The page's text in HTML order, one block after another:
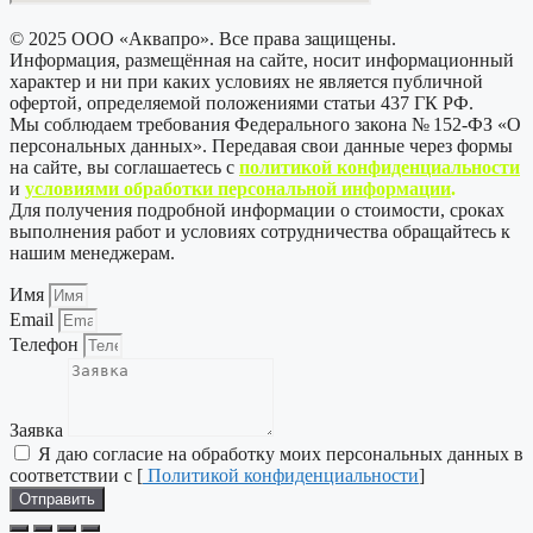
© 2025 ООО «Аквапро». Все права защищены.
Информация, размещённая на сайте, носит информационный
характер и ни при каких условиях не является публичной
офертой, определяемой положениями статьи 437 ГК РФ.
Мы соблюдаем требования Федерального закона № 152-ФЗ «О
персональных данных». Передавая свои данные через формы
на сайте, вы соглашаетесь с политикой конфиденциальности
и условиями обработки персональной информации.
Для получения подробной информации о стоимости, сроках
выполнения работ и условиях сотрудничества обращайтесь к
нашим менеджерам.
Имя
Email
Телефон
Заявка
Я даю согласие на обработку моих персональных данных в
соответствии с [ Политикой конфиденциальности]
Отправить